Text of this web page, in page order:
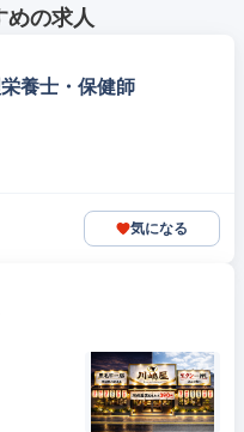
めの求人
養士・保健師
気になる